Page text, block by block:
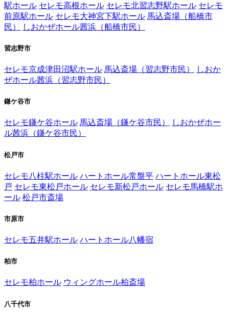
駅ホール セレモ高根ホール セレモ北習志野駅ホール セレモ
前原駅ホール セレモ大神宮下駅ホール 馬込斎場（船橋市
民）
しおかぜホール茜浜（船橋市民）
習志野市
セレモ京成津田沼駅ホール 馬込斎場（習志野市民）
しおか
ぜホール茜浜（習志野市民）
鎌ケ谷市
セレモ鎌ケ谷ホール 馬込斎場（鎌ケ谷市民）
しおかぜホー
ル茜浜（鎌ケ谷市民）
松戸市
セレモ八柱駅ホール ハートホール常盤平 ハートホール東松
戸 セレモ東松戸ホール セレモ新松戸ホール セレモ馬橋駅ホ
ール 松戸市斎場
市原市
セレモ五井駅ホール ハートホール八幡宿
柏市
セレモ柏ホール ウィングホール柏斎場
八千代市